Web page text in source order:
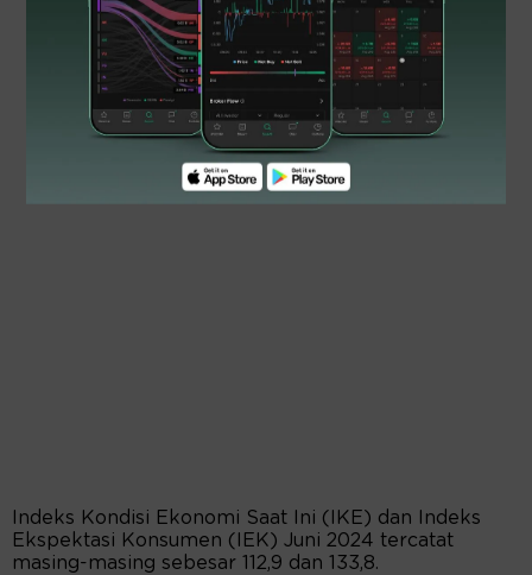
Indeks Kondisi Ekonomi Saat Ini (IKE) dan Indeks
Ekspektasi Konsumen (IEK) Juni 2024 tercatat
masing-masing sebesar 112,9 dan 133,8.